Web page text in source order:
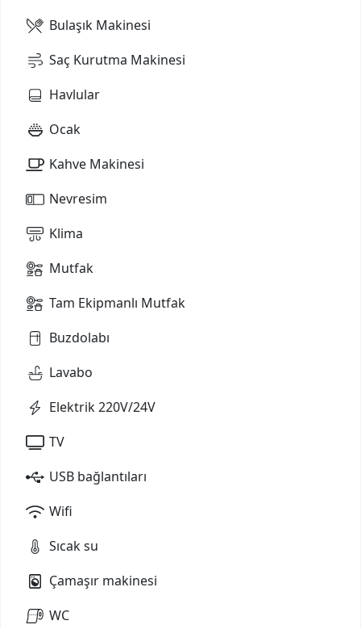
Bulaşık Makinesi
Saç Kurutma Makinesi
Havlular
Ocak
Kahve Makinesi
Nevresim
Klima
Mutfak
Tam Ekipmanlı Mutfak
Buzdolabı
Lavabo
Elektrik 220V/24V
TV
USB bağlantıları
Wifi
Sıcak su
Çamaşır makinesi
WC